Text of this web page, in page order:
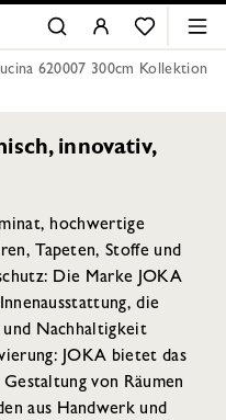
620007 300cm Kollektion
innovativ,
hochwertige
Tapeten, Stoffe und
Die Marke JOKA
die
Nachhaltigkeit
JOKA bietet das
von Räumen
aus Handwerk und